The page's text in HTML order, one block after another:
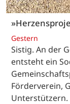
Gestern
Sistig. An der
entsteht ein
Förderverein,
Unterstützern.